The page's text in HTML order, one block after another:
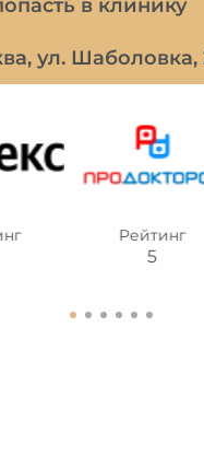
в клинику
ул. Шаболовка,
Рейтинг
5